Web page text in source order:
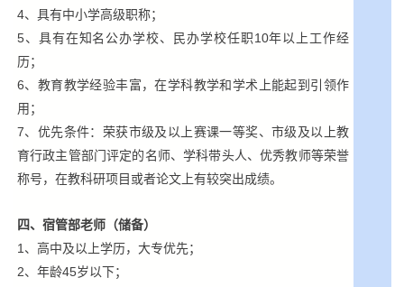
4、具有中小学高级职称；
5、具有在知名公办学校、民办学校任职10年以上工作经
历；
6、教育教学经验丰富，在学科教学和学术上能起到引领作
用；
7、优先条件：荣获市级及以上赛课一等奖、市级及以上教
育行政主管部门评定的名师、学科带头人、优秀教师等荣誉
称号，在教科研项目或者论文上有较突出成绩。
四、宿管部老师（储备）
1、高中及以上学历，大专优先；
2、年龄45岁以下；